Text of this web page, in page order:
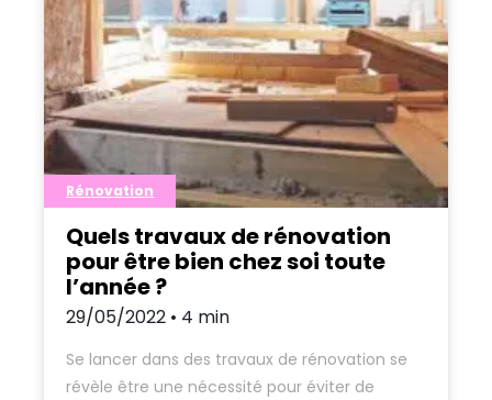
Quels travaux de rénovation
pour être bien chez soi toute
l’année ?
Rénovation
29/05/2022 • 4 min
Se lancer dans des travaux de rénovation se
révèle être une nécessité pour éviter de